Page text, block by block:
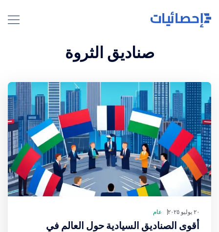
صناديق الثروة
٢٠ يوليو ٢٠٢٥ عام
أقوى الصناديق السيادية حول العالم في